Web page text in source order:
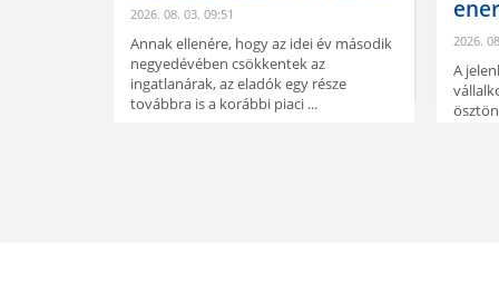
hogy az idei év második
2026. 08. 03. 09:34
A jelenlegi energiahelyzet minden
vállalkozást felelős működésre
ösztönöz. A Balla Ingatlan is